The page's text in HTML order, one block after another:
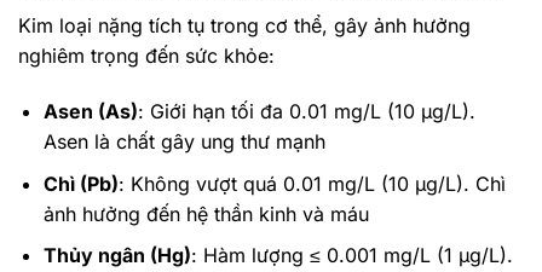
Kim loại nặng tích tụ trong cơ thể, gây ảnh hưởng
nghiêm trọng đến sức khỏe:
Asen (As): Giới hạn tối đa 0.01 mg/L (10 µg/L).
Asen là chất gây ung thư mạnh
Chì (Pb): Không vượt quá 0.01 mg/L (10 µg/L). Chì
ảnh hưởng đến hệ thần kinh và máu
Thủy ngân (Hg): Hàm lượng ≤ 0.001 mg/L (1 µg/L).